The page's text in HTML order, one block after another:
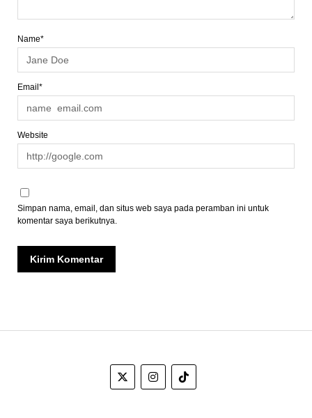
Name*
Email*
Website
Simpan nama, email, dan situs web saya pada peramban ini untuk
komentar saya berikutnya.